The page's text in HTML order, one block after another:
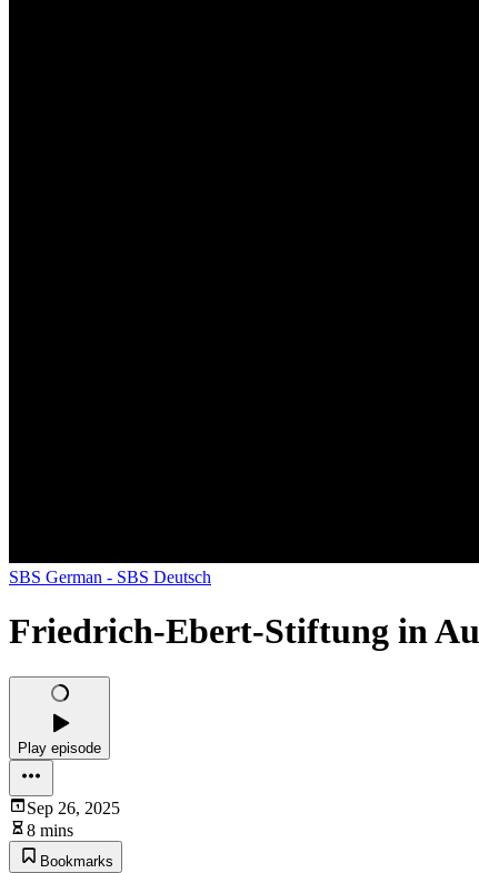
SBS German - SBS Deutsch
Friedrich-Ebert-Stiftung in
Play episode
Sep 26, 2025
8 mins
Bookmarks